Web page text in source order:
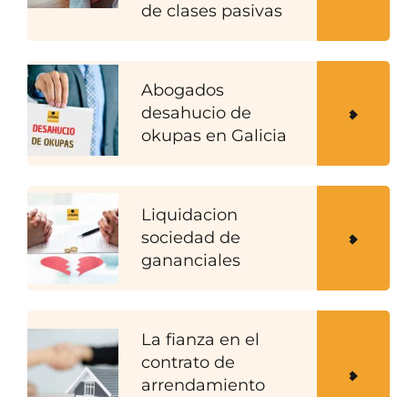
de clases pasivas
Abogados
desahucio de
okupas en Galicia
Liquidacion
sociedad de
gananciales
La fianza en el
contrato de
arrendamiento